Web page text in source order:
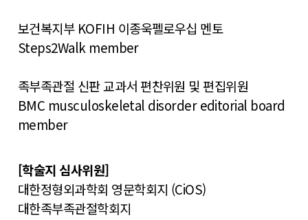
보건복지부 KOFIH 이종욱펠로우십 멘토
Steps2Walk member
족부족관절 신판 교과서 편찬위원 및 편집위원
BMC musculoskeletal disorder editorial board
member
[학술지 심사위원]
대한정형외과학회 영문학회지 (CiOS)
대한족부족관절학회지